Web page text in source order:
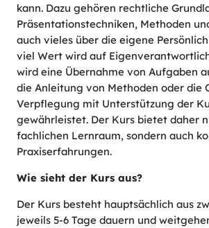
kann. Dazu gehören rechtliche
Präsentationstechniken, Methoden
auch vieles über die eigene
viel Wert wird auf
wird eine Übernahme von Aufgaben
die Anleitung von Methoden oder die
Verpflegung mit Unterstützung der
gewährleistet. Der Kurs bietet daher
fachlichen Lernraum, sondern auch
Praxiserfahrungen.
Wie sieht der Kurs aus?
Der Kurs besteht hauptsächlich aus
jeweils 5-6 Tage dauern und